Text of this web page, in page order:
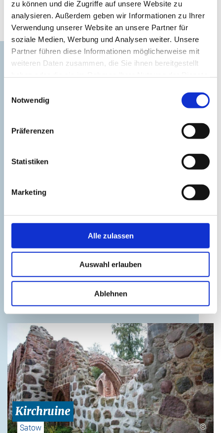
zu können und die Zugriffe auf unsere Website zu
analysieren. Außerdem geben wir Informationen zu Ihrer
Verwendung unserer Website an unsere Partner für
soziale Medien, Werbung und Analysen weiter. Unsere
Partner führen diese Informationen möglicherweise mit
weiteren Daten zusammen, die Sie ihnen bereitgestellt
Notwendig
Präferenzen
Statistiken
Marketing
Alle zulassen
Auswahl erlauben
Ablehnen
in der Umgebung
im Satower Land
Kirche
Kirchruine
Satow ©